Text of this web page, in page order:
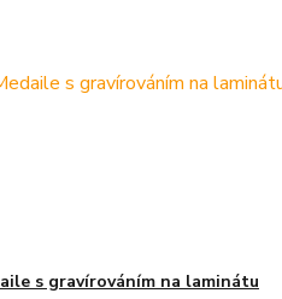
s gravírováním na laminátu